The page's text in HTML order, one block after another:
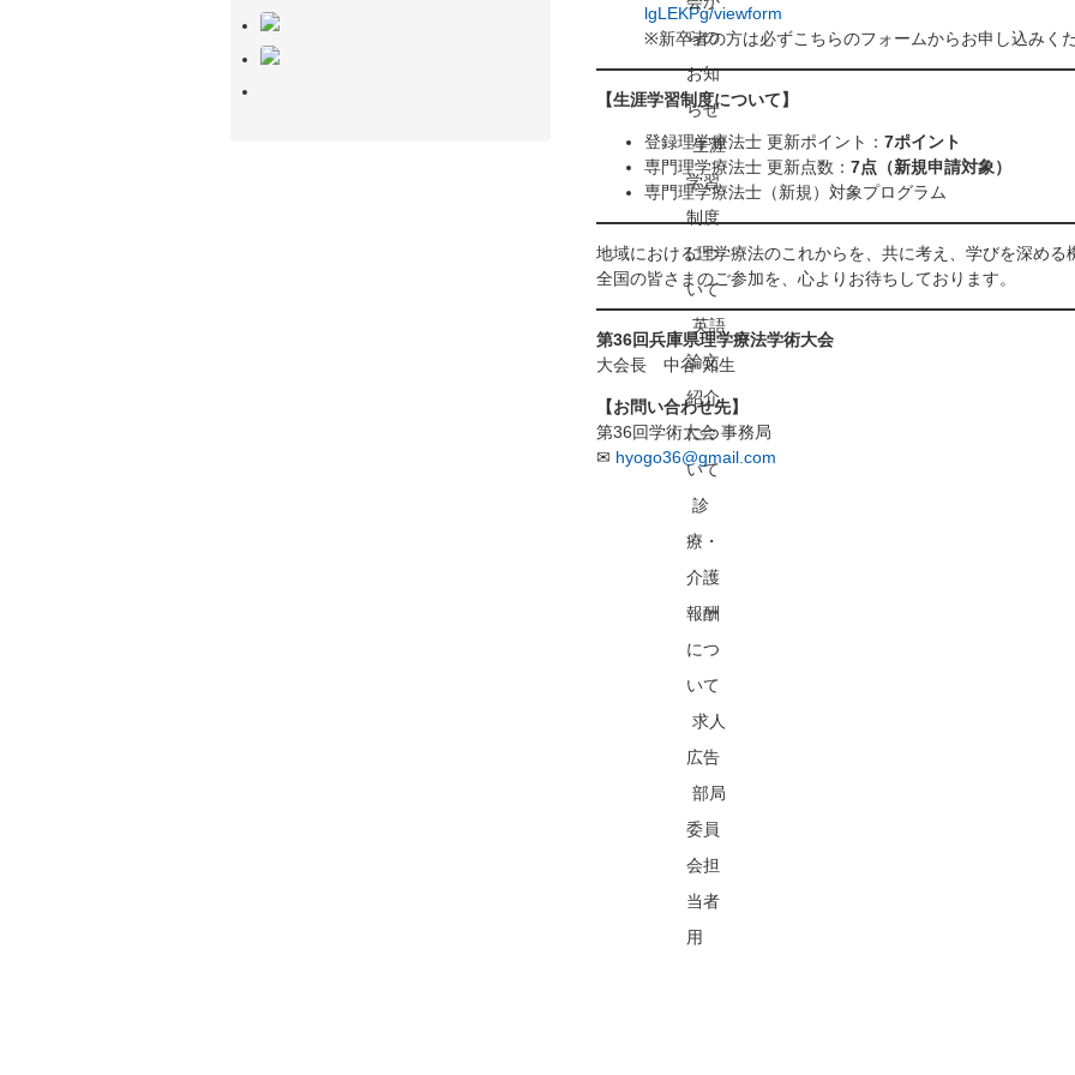
lgLEKPg/viewform
※新卒者の方は必ずこちらのフォームからお申し込みくだ
【生涯学習制度について】
登録理学療法士 更新ポイント： 7ポイント
専門理学療法士 更新点数： 7点（新規申請対象）
専門理学療法士（新規）対象プログラム
地域における理学療法のこれからを、共に考え、学びを深める
全国の皆さまのご参加を、心よりお待ちしております。
第36回兵庫県理学療法学術大会
大会長 中谷 知生
【お問い合わせ先】
第36回学術大会 事務局
✉ hyogo36@gmail.com
らの
お知
らせ
生涯
学習
制度
につ
いて
英語
論文
紹介
につ
いて
診
療・
介護
報酬
につ
いて
求人
広告
部局
委員
会担
当者
用